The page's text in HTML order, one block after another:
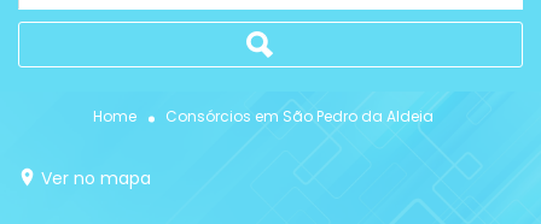
Home Consórcios em São Pedro da Aldeia
Ver no mapa